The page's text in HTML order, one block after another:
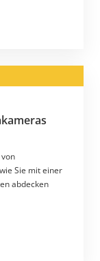
Sie mit einer
abdecken